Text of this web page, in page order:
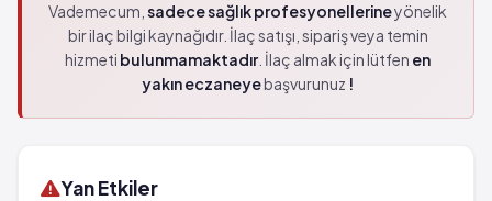
Vademecum, sadece sağlık profesyonellerineyönelik
bir ilaç bilgi kaynağıdır. İlaç satışı, sipariş veya temin
hizmeti bulunmamaktadır. İlaç almak için lütfen en
yakın eczaneyebaşvurunuz !
Yan Etkiler